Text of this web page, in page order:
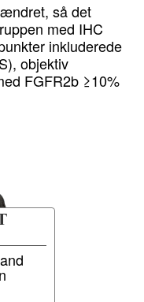
så det
med IHC
inkluderede
objektiv
FGFR2b ≥10%